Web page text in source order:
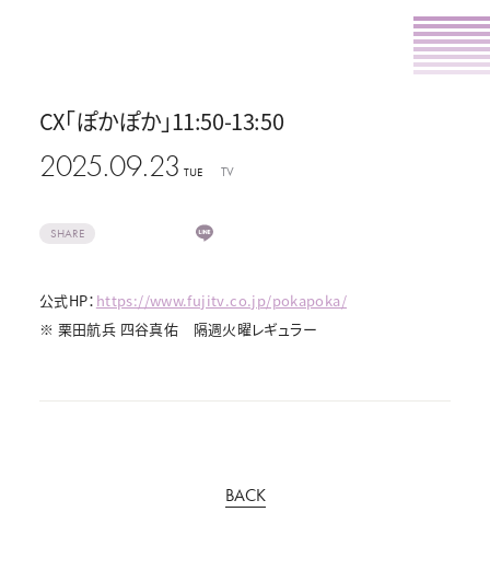
CX「ぽかぽか」11:50-13:50
2025.09.23 TUE TV
SHARE
公式HP： https://www.fujitv.co.jp/pokapoka/
※ 栗田航兵 四谷真佑 隔週火曜レギュラー
BACK